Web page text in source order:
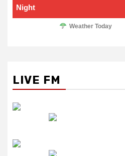
Night
Weather Today
LIVE FM